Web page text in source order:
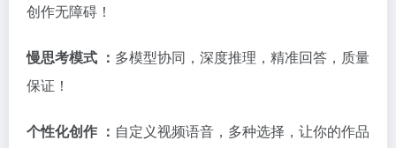
创作无障碍！
慢思考模式 ： 多模型协同，深度推理，精准回答，质量
保证！
个性化创作 ： 自定义视频语音，多种选择，让你的作品